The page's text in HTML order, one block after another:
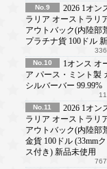
No.9
2026 1オン
ラリア オーストラリ
アウトバック(内陸部
プラチナ貨 100ドル
No.10
1オンス オ
ア パース・ミント製
シルバーバー 99.99%
No.11
2026 1オン
ラリア オーストラリ
アウトバック(内陸部
金貨 100ドル (33mm
ス付き) 新品未使用